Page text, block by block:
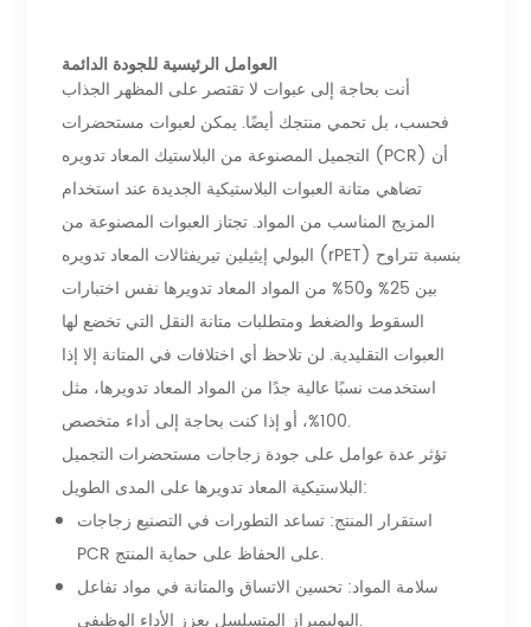
العوامل الرئيسية للجودة الدائمة
أنت بحاجة إلى عبوات لا تقتصر على المظهر الجذاب
فحسب، بل تحمي منتجك أيضًا. يمكن لعبوات مستحضرات
التجميل المصنوعة من البلاستيك المعاد تدويره (PCR) أن
تضاهي متانة العبوات البلاستيكية الجديدة عند استخدام
المزيج المناسب من المواد. تجتاز العبوات المصنوعة من
البولي إيثيلين تيريفثالات المعاد تدويره (rPET) بنسبة تتراوح
بين 25% و50% من المواد المعاد تدويرها نفس اختبارات
السقوط والضغط ومتطلبات متانة النقل التي تخضع لها
العبوات التقليدية. لن تلاحظ أي اختلافات في المتانة إلا إذا
استخدمت نسبًا عالية جدًا من المواد المعاد تدويرها، مثل
100%، أو إذا كنت بحاجة إلى أداء متخصص.
تؤثر عدة عوامل على جودة زجاجات مستحضرات التجميل
البلاستيكية المعاد تدويرها على المدى الطويل:
استقرار المنتج: تساعد التطورات في التصنيع زجاجات
PCR على الحفاظ على حماية المنتج.
سلامة المواد: تحسين الاتساق والمتانة في مواد تفاعل
البوليميراز المتسلسل يعزز الأداء الوظيفي.